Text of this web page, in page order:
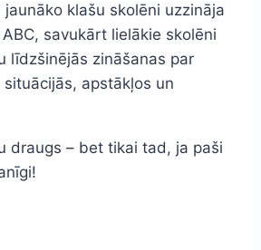
klašu skolēni uzzināja
savukārt lielākie skolēni
līdzšinējās zināšanas par
apstākļos un
draugs – bet tikai tad, ja paši